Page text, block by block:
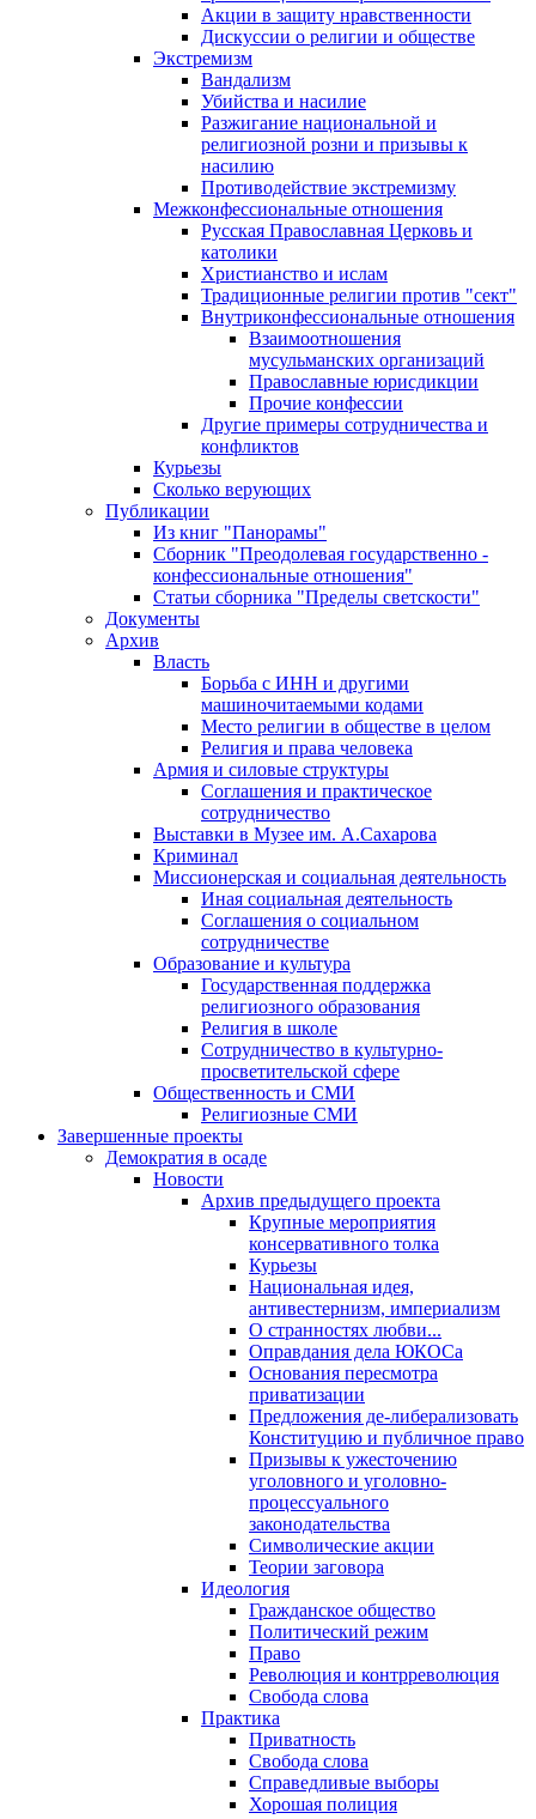
Акции в защиту нравственности
Дискуссии о религии и обществе
Экстремизм
Вандализм
Убийства и насилие
Разжигание национальной и
религиозной розни и призывы к
насилию
Противодействие экстремизму
Межконфессиональные отношения
Русская Православная Церковь и
католики
Христианство и ислам
Традиционные религии против "сект"
Внутриконфессиональные отношения
Взаимоотношения
мусульманских организаций
Православные юрисдикции
Прочие конфессии
Другие примеры сотрудничества и
конфликтов
Курьезы
Сколько верующих
Публикации
Из книг "Панорамы"
Сборник "Преодолевая государственно -
конфессиональные отношения"
Статьи сборника "Пределы светскости"
Документы
Архив
Власть
Борьба с ИНН и другими
машиночитаемыми кодами
Место религии в обществе в целом
Религия и права человека
Армия и силовые структуры
Соглашения и практическое
сотрудничество
Выставки в Музее им. А.Сахарова
Криминал
Миссионерская и социальная деятельность
Иная социальная деятельность
Соглашения о социальном
сотрудничестве
Образование и культура
Государственная поддержка
религиозного образования
Религия в школе
Сотрудничество в культурно-
просветительской сфере
Общественность и СМИ
Религиозные СМИ
Завершенные проекты
Демократия в осаде
Новости
Архив предыдущего проекта
Крупные мероприятия
консервативного толка
Курьезы
Национальная идея,
антивестернизм, империализм
О странностях любви...
Оправдания дела ЮКОСа
Основания пересмотра
приватизации
Предложения де-либерализовать
Конституцию и публичное право
Призывы к ужесточению
уголовного и уголовно-
процессуального
законодательства
Символические акции
Теории заговора
Идеология
Гражданское общество
Политический режим
Право
Революция и контрреволюция
Свобода слова
Практика
Приватность
Свобода слова
Справедливые выборы
Хорошая полиция